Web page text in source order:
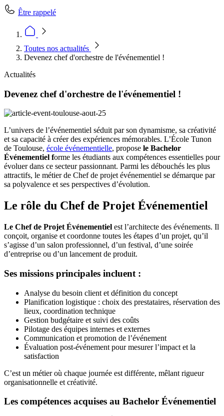
Être rappelé
Toutes nos actualités
Devenez chef d'orchestre de l'événementiel !
Actualités
Devenez chef d'orchestre de l'événementiel !
L’univers de l’événementiel séduit par son dynamisme, sa créativité
et sa capacité à créer des expériences mémorables. L’École Tunon
de Toulouse, école événementielle, propose le Bachelor
Événementiel forme les étudiants aux compétences essentielles pour
évoluer dans ce secteur passionnant. Parmi les débouchés les plus
attractifs, le métier de Chef de projet événementiel se démarque par
sa polyvalence et ses perspectives d’évolution.
Le rôle du Chef de Projet Événementiel
Le Chef de Projet Événementiel est l’architecte des événements. Il
conçoit, organise et coordonne toutes les étapes d’un projet, qu’il
s’agisse d’un salon professionnel, d’un festival, d’une soirée
d’entreprise ou d’un lancement de produit.
Ses missions principales incluent :
Analyse du besoin client et définition du concept
Planification logistique : choix des prestataires, réservation des
lieux, coordination technique
Gestion budgétaire et suivi des coûts
Pilotage des équipes internes et externes
Communication et promotion de l’événement
Évaluation post-événement pour mesurer l’impact et la
satisfaction
C’est un métier où chaque journée est différente, mêlant rigueur
organisationnelle et créativité.
Les compétences acquises au Bachelor Événementiel